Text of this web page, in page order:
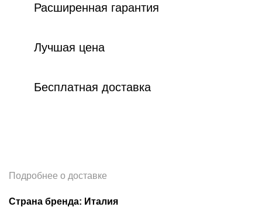
Расширенная гарантия
Лучшая цена
Бесплатная доставка
Подробнее о доставке
Страна бренда: Италия